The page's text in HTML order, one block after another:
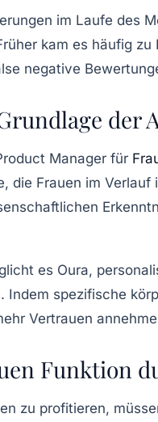
im Laufe des
kam es häufig
negative
der
Manager für
die Frauen im
es Oura,
Indem spezifische
Vertrauen
Funktion
zu profitieren,